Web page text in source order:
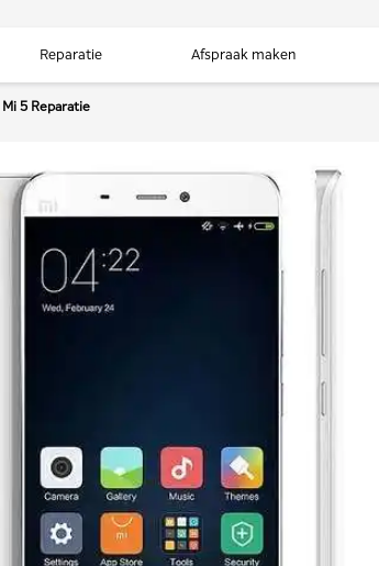
Reparatie Afspraak maken
Mi 5 Reparatie